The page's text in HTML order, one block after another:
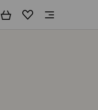
WarenkorbMerkliste